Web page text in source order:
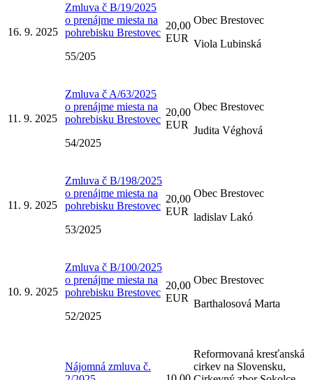
16. 9. 2025
Zmluva č B/19/2025
o prenájme miesta na
pohrebisku Brestovec
55/205
20,00
EUR
Obec Brestovec
Viola Lubinská
11. 9. 2025
Zmluva č A/63/2025
o prenájme miesta na
pohrebisku Brestovec
54/2025
20,00
EUR
Obec Brestovec
Judita Véghová
11. 9. 2025
Zmluva č B/198/2025
o prenájme miesta na
pohrebisku Brestovec
53/2025
20,00
EUR
Obec Brestovec
ladislav Lakó
10. 9. 2025
Zmluva č B/100/2025
o prenájme miesta na
pohrebisku Brestovec
52/2025
20,00
EUR
Obec Brestovec
Barthalosová Marta
Nájomná zmluva č.
Reformovaná kresťanská
cirkev na Slovensku,